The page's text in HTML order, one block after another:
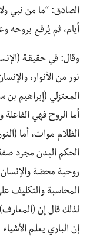
الصادق: “ما من نبي
أيام، ثم يُرفـع بروحه
وقال: في حقيقـة
نور من الأنوار،
المعتزلي (إبراهيم بن
أما الروح فهي
الظلام موات، أما
الحكم البدن مجرد
روحية محضة
المحاسبة والتكليف
لذلك قال إن
إن الباري يعلـم